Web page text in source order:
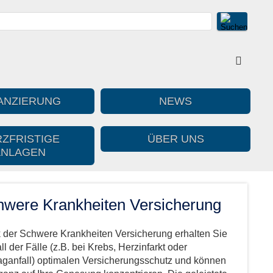
NEWS
ÜBER UNS
Krankheiten Versicherung
der Schwere Krankheiten Versicherung erhalten Sie
der Fälle (z.B. bei Krebs, Herzinfarkt oder
optimalen Versicherungsschutz und können